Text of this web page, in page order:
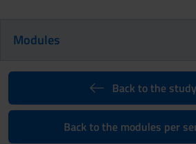
Modules
Back to the
Back to the modules per